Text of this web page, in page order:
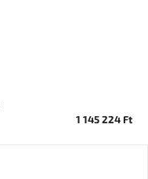
1 145 224 Ft